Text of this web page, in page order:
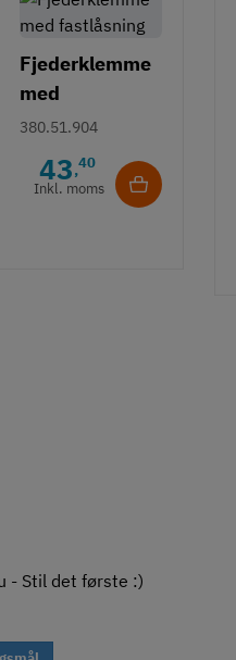
Fjederklemme
med
fastlåsning
380.51.904
43,40
Inkl. moms
- Stil det første :)